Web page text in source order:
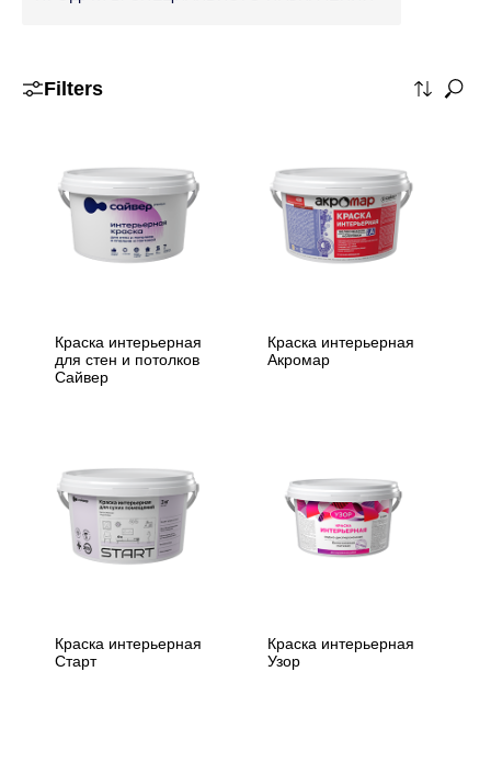
Filters
Краска интерьерная
для стен и потолков
Сайвер
Краска интерьерная
Акромар
Краска интерьерная
Старт
Краска интерьерная
Узор